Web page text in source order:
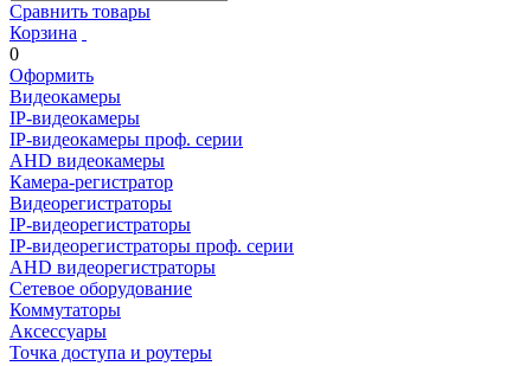
Сравнить товары
Корзина
0
Оформить
Видеокамеры
IP-видеокамеры
IP-видеокамеры проф. серии
AHD видеокамеры
Камера-регистратор
Видеорегистраторы
IP-видеорегистраторы
IP-видеорегистраторы проф. серии
AHD видеорегистраторы
Сетевое оборудование
Коммутаторы
Аксессуары
Точка доступа и роутеры